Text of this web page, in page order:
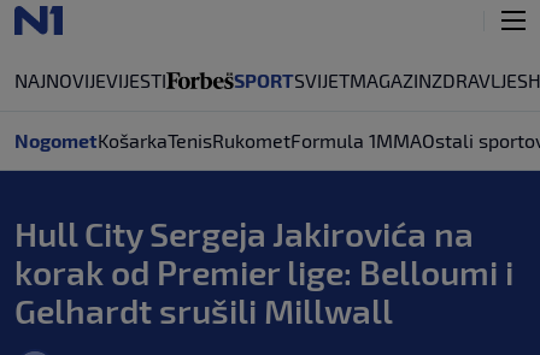
NAJNOVIJEVIJESTI SPORTSVIJETMAGAZINZDRAVLJE
NogometKošarkaTenisRukometFormula 1MMAOstali
Hull City Sergeja Jakirovića na
korak od Premier lige: Belloumi i
Gelhardt srušili Millwall